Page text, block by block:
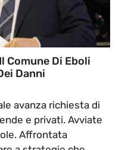
Comune Di Eboli
Danni
avanza richiesta di
e privati. Avviate
Affrontata